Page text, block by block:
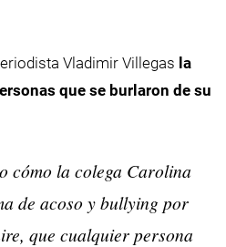
Vladimir Villegas la
que se burlaron de su
cómo la colega Carolina
de acoso y bullying por
que cualquier persona